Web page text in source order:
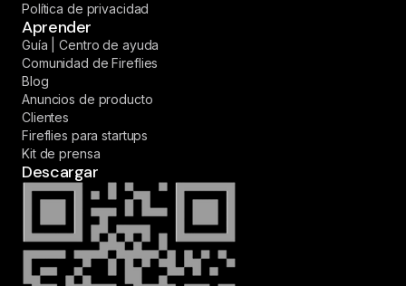
Política de privacidad
Aprender
Guía | Centro de ayuda
Comunidad de Fireflies
Blog
Anuncios de producto
Clientes
Fireflies para startups
Kit de prensa
Descargar